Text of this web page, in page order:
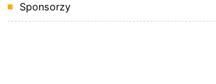
Sponsorzy